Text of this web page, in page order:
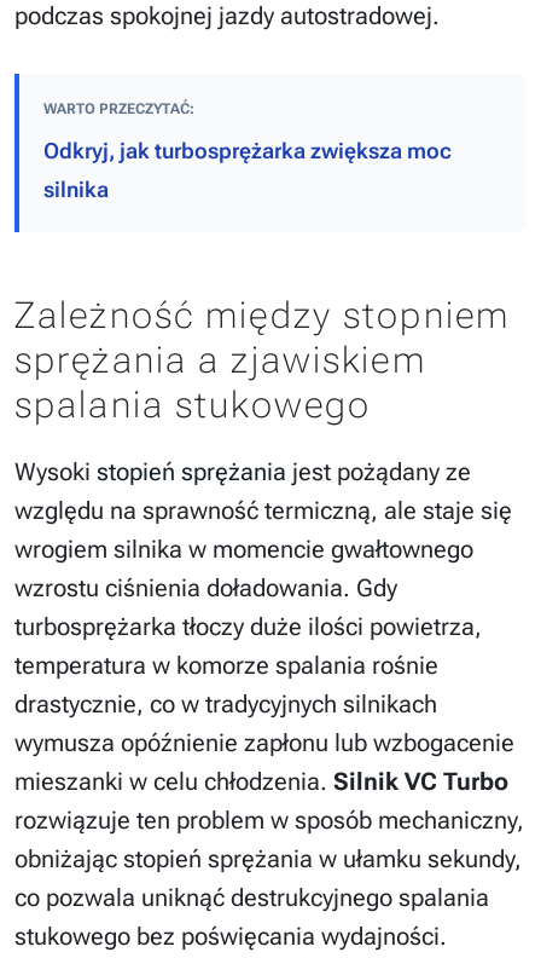
podczas spokojnej jazdy autostradowej.
WARTO PRZECZYTAĆ:
Odkryj, jak turbosprężarka zwiększa moc
silnika
Zależność między stopniem
sprężania a zjawiskiem
spalania stukowego
Wysoki stopień sprężania jest pożądany ze
względu na sprawność termiczną, ale staje się
wrogiem silnika w momencie gwałtownego
wzrostu ciśnienia doładowania. Gdy
turbosprężarka tłoczy duże ilości powietrza,
temperatura w komorze spalania rośnie
drastycznie, co w tradycyjnych silnikach
wymusza opóźnienie zapłonu lub wzbogacenie
mieszanki w celu chłodzenia. Silnik VC Turbo
rozwiązuje ten problem w sposób mechaniczny,
obniżając stopień sprężania w ułamku sekundy,
co pozwala uniknąć destrukcyjnego spalania
stukowego bez poświęcania wydajności.